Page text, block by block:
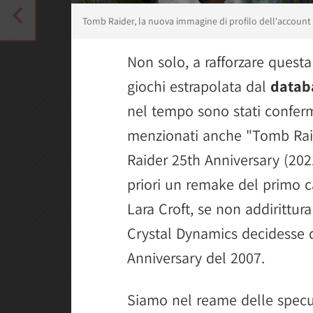
Tomb Raider, la nuova immagine di profilo
Non solo, a rafforzare
giochi estrapolata dal
nel tempo sono stati
menzionati anche "Tomb
Raider 25th Anniversary
priori un remake del primo
Lara Croft, se non
Crystal Dynamics
Anniversary del 2007.
Siamo nel reame delle